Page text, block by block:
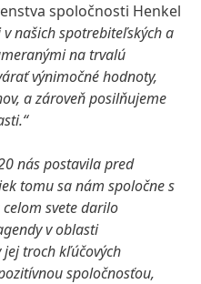
spoločnosti Henkel
našich spotrebiteľských a
na trvalú
výnimočné hodnoty,
a zároveň posilňujeme
nás postavila pred
tomu sa nám spoločne s
svete darilo
v oblasti
troch kľúčových
spoločnosťou,